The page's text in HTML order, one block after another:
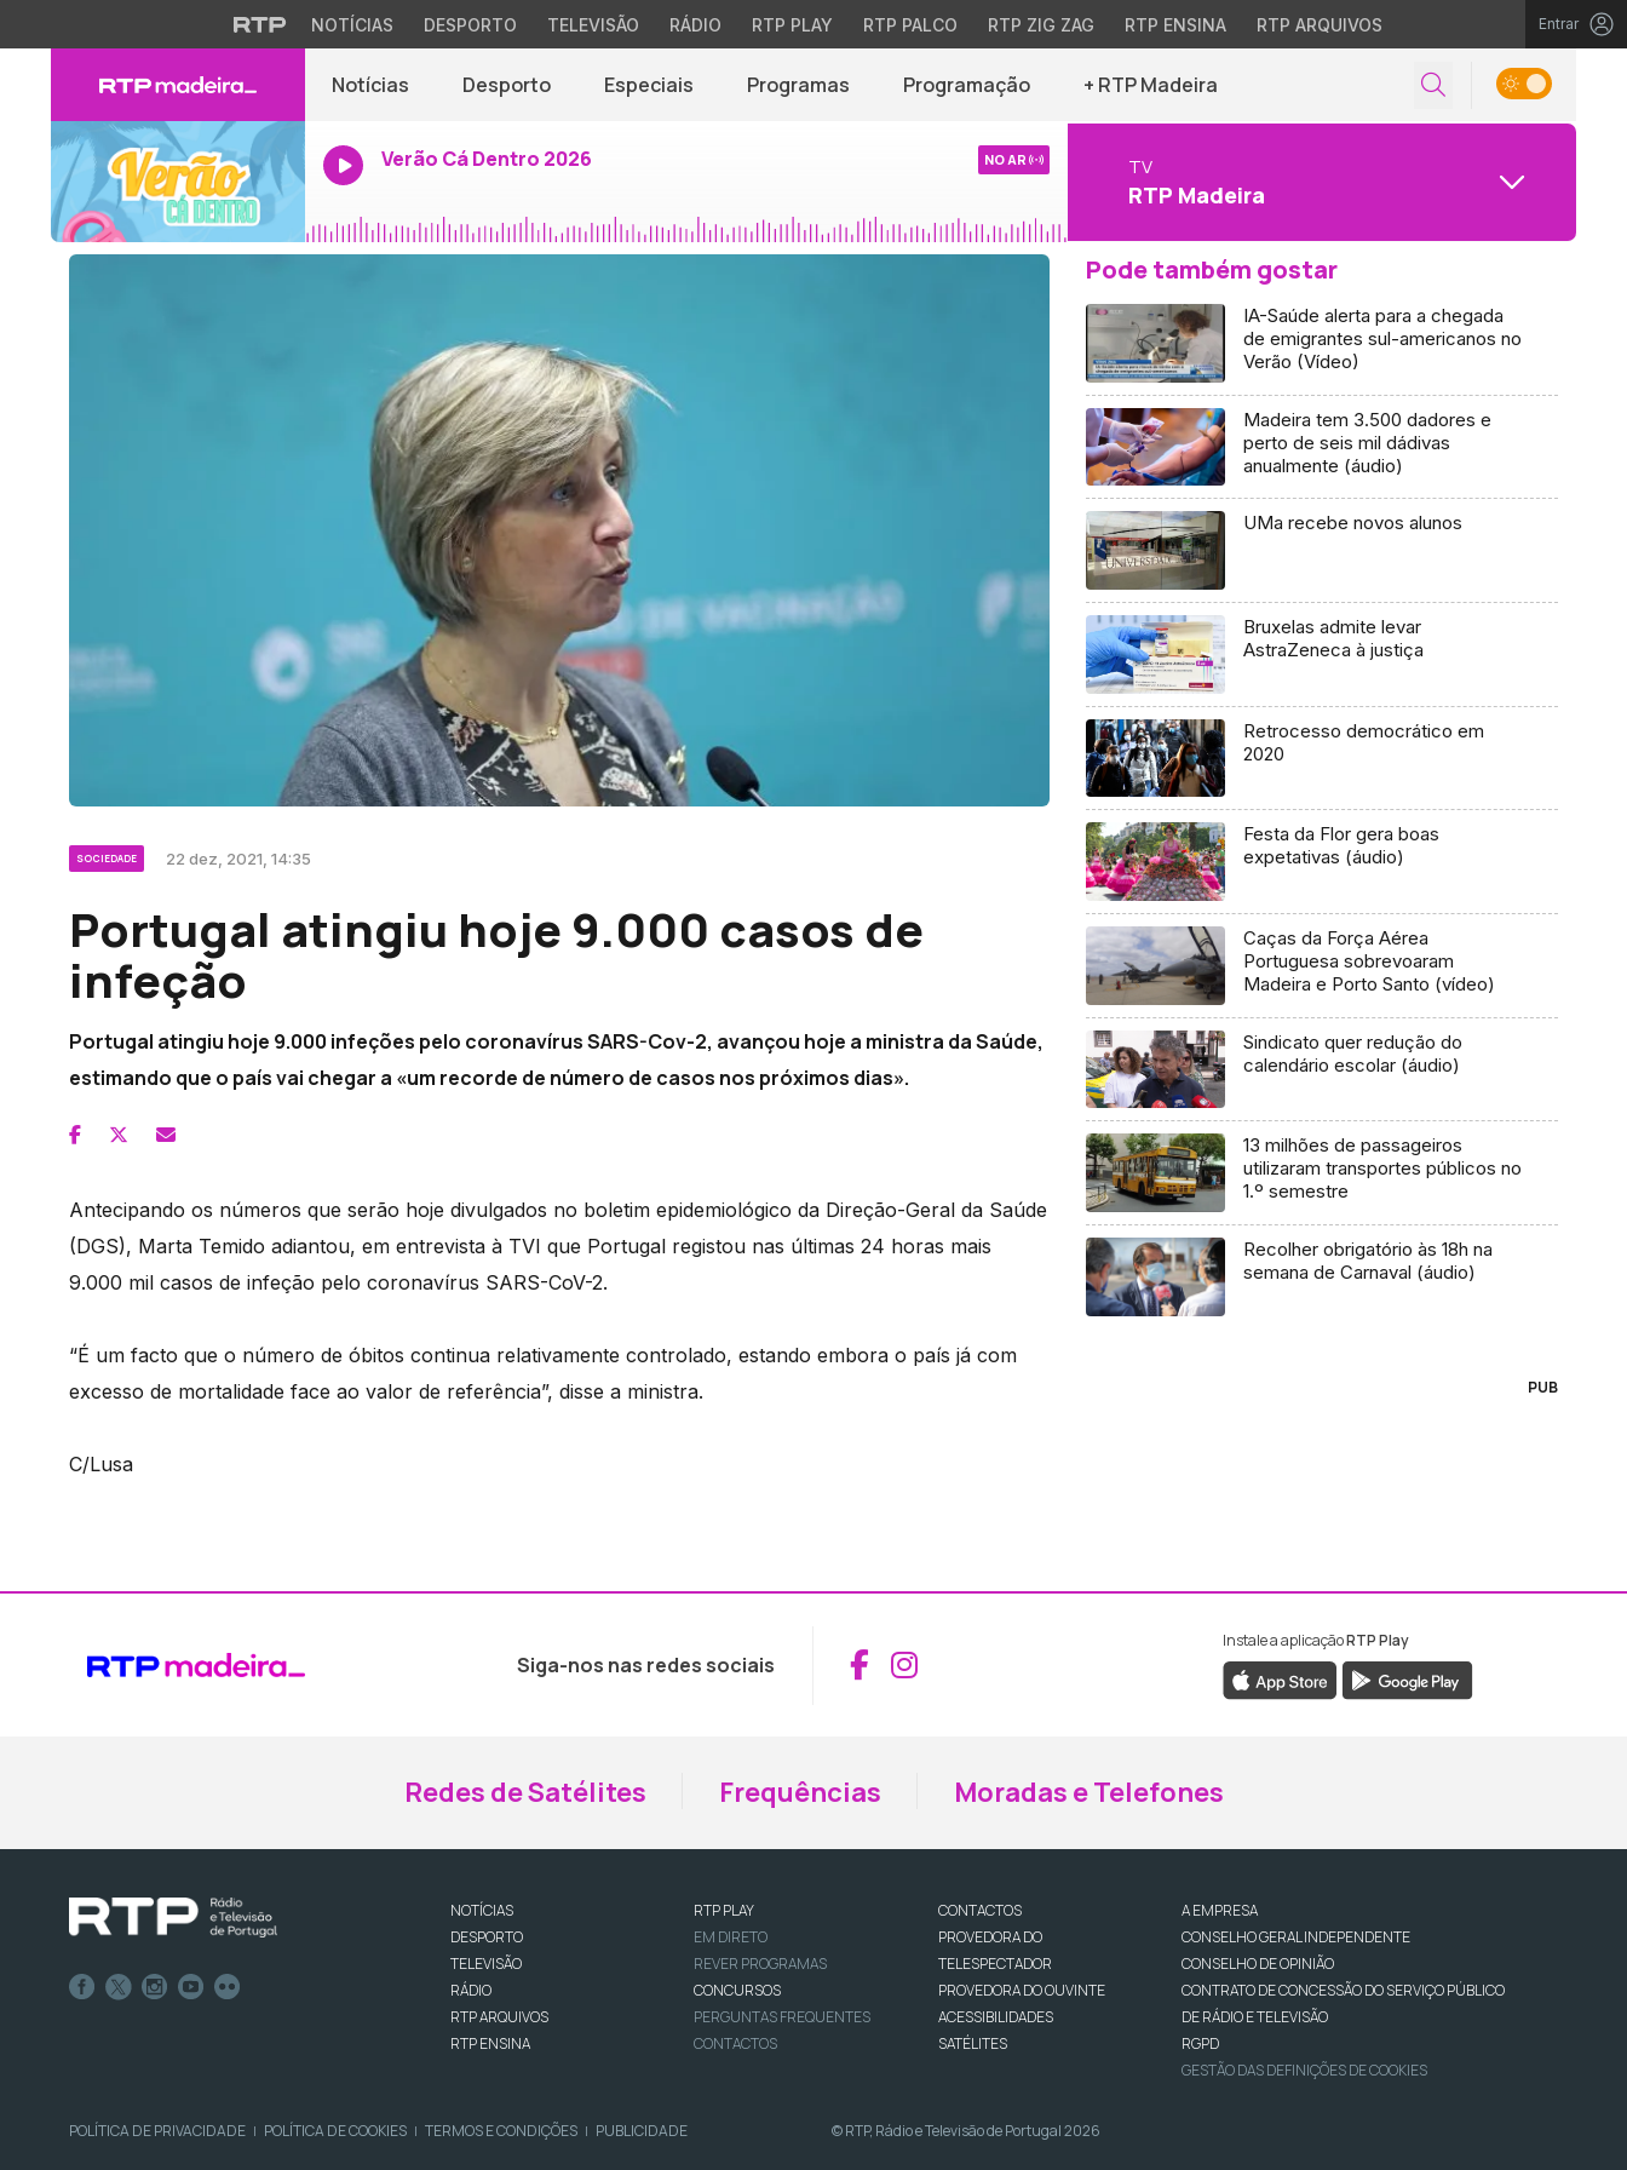
NOTÍCIAS DESPORTO TELEVISÃO RÁDIO RTP PLAY RTP PALCO RTP ZIG ZAG RTP ENSINA RTP ARQUIVOS Entrar
Notícias Desporto Especiais Programas Programação + RTP Madeira
Verão Cá Dentro 2026 NO AR TV
RTP Madeira
SOCIEDADE 22 dez, 2021, 14:35
Portugal atingiu hoje 9.000 casos de
infeção
Portugal atingiu hoje 9.000 infeções pelo coronavírus SARS-Cov-2, avançou hoje a ministra da Saúde,
estimando que o país vai chegar a «um recorde de número de casos nos próximos dias».
Antecipando os números que serão hoje divulgados no boletim epidemiológico da Direção-Geral da Saúde
(DGS), Marta Temido adiantou, em entrevista à TVI que Portugal registou nas últimas 24 horas mais
9.000 mil casos de infeção pelo coronavírus SARS-CoV-2.
“É um facto que o número de óbitos continua relativamente controlado, estando embora o país já com
excesso de mortalidade face ao valor de referência”, disse a ministra.
C/Lusa
Pode também gostar
IA-Saúde alerta para a chegada
de emigrantes sul-americanos no
Verão (Vídeo)
Madeira tem 3.500 dadores e
perto de seis mil dádivas
anualmente (áudio)
UMa recebe novos alunos
Bruxelas admite levar
AstraZeneca à justiça
Retrocesso democrático em
2020
Festa da Flor gera boas
expetativas (áudio)
Caças da Força Aérea
Portuguesa sobrevoaram
Madeira e Porto Santo (vídeo)
Sindicato quer redução do
calendário escolar (áudio)
13 milhões de passageiros
utilizaram transportes públicos no
1.º semestre
Recolher obrigatório às 18h na
semana de Carnaval (áudio)
PUB
Siga-nos nas redes sociais Aceder ao Facebook da RTP Madeira
Aceder ao Instagram da RTP Madeira
Instale a aplicaçãoRTP Play
Redes de Satélites Frequências Moradas e Telefones
NOTÍCIAS
DESPORTO
TELEVISÃO
RÁDIO
RTP ARQUIVOS
RTP ENSINA
RTP PLAY
EM DIRETO
REVER PROGRAMAS
CONCURSOS
PERGUNTAS FREQUENTES
CONTACTOS
CONTACTOS
PROVEDORA DO
TELESPECTADOR
PROVEDORA DO OUVINTE
ACESSIBILIDADES
SATÉLITES
A EMPRESA
CONSELHO GERAL INDEPENDENTE
CONSELHO DE OPINIÃO
CONTRATO DE CONCESSÃO DO SERVIÇO PÚBLICO
DE RÁDIO E TELEVISÃO
RGPD
GESTÃO DAS DEFINIÇÕES DE COOKIES
POLÍTICA DE PRIVACIDADE | POLÍTICA DE COOKIES | TERMOS E CONDIÇÕES | PUBLICIDADE © RTP, Rádio e Televisão de Portugal 2026